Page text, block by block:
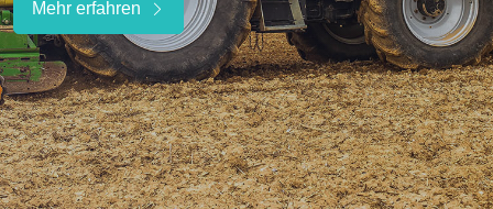
Mehr erfahren